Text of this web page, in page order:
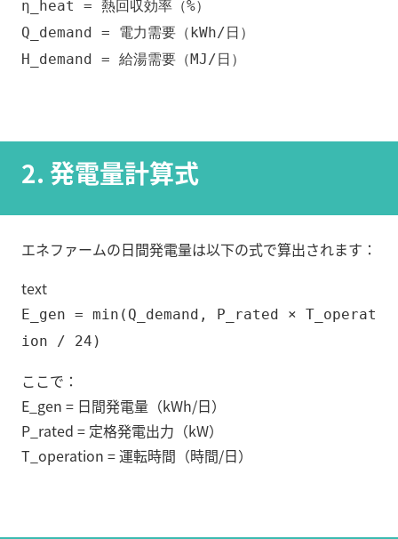
η_heat = 熱回収効率（%）
Q_demand = 電力需要（kWh/日）
H_demand = 給湯需要（MJ/日）
2. 発電量計算式
エネファームの日間発電量は以下の式で算出されます：
text
E_gen = min(Q_demand, P_rated × T_operat
ion / 24)
ここで：
E_gen = 日間発電量（kWh/日）
P_rated = 定格発電出力（kW）
T_operation = 運転時間（時間/日）